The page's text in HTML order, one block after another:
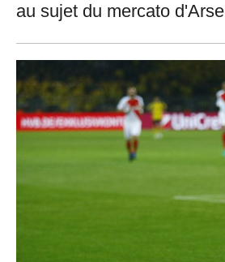
au sujet du mercato